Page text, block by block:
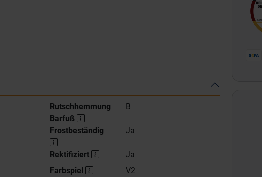
Rutschhemmung
Barfuß
B
Frostbeständig Ja
Rektifiziert
Ja
Farbspiel
V2